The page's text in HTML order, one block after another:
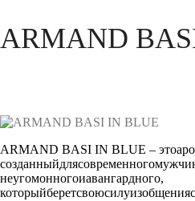
ARMAND
ARMAND BASI IN BLUE –
неугомонногоиавангардного,